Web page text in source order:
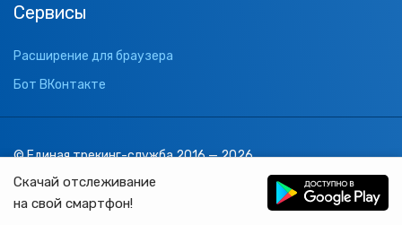
Скачай отслеживание
на свой смартфон!
Сервисы
Расширение для браузера
Бот ВКонтакте
© Единая трекинг-служба 2016 — 2026
support@1track.ru
1track.ru